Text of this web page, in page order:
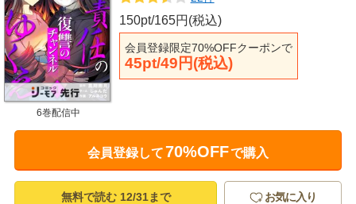
150pt/165円(税込)
会員登録限定70%OFFクーポンで
45pt/49円(税込)
6巻配信中
会員登録して70%OFFで購入
無料で読む 12/31まで お気に入り